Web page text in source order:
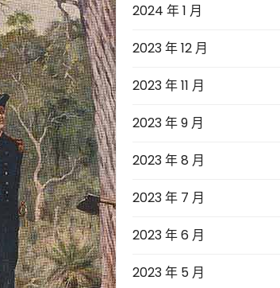
2024 年 1 月
2023 年 12 月
2023 年 11 月
2023 年 9 月
2023 年 8 月
2023 年 7 月
2023 年 6 月
2023 年 5 月